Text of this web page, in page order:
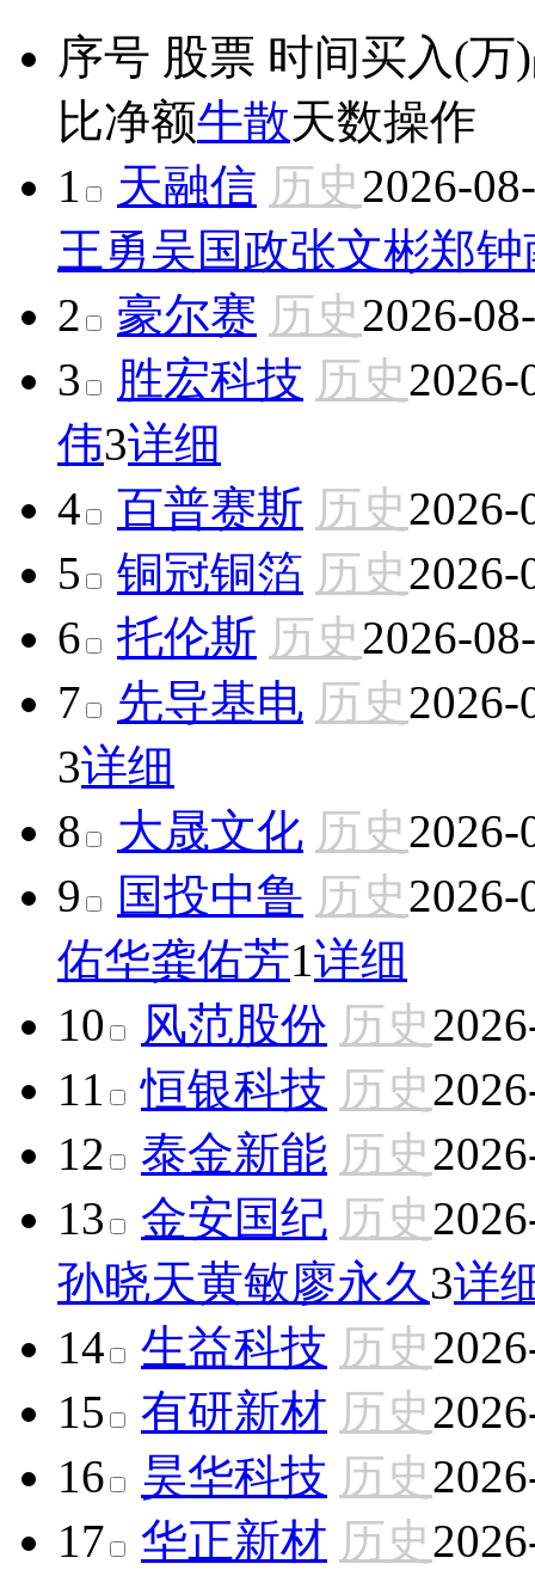
序号 股票 时间买入(万)
比净额牛散天数操作
1
天融信 历史2026-
王勇吴国政张文彬郑钟
2
豪尔赛 历史2026-
3
胜宏科技 历史2026-
伟3详细
4
百普赛斯 历史2026-
5
铜冠铜箔 历史2026-
6
托伦斯 历史2026-
7
先导基电 历史2026-
3详细
8
大晟文化 历史2026-
9
国投中鲁 历史2026-
佑华龚佑芳1详细
10
风范股份 历史
11
恒银科技 历史
12
泰金新能 历史
13
金安国纪 历史
孙晓天黄敏廖永久3详
14
生益科技 历史
15
有研新材 历史
16
昊华科技 历史
17
华正新材 历史